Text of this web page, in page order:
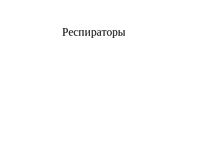
Респираторы